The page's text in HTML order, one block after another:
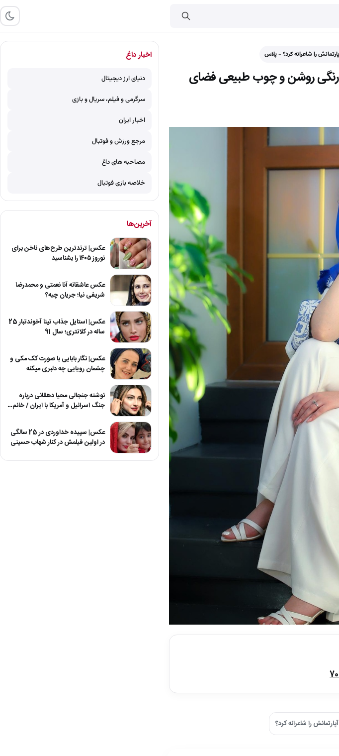
را شاعرانه کرد؟ - پلاس
رنگی روشن و چوب طبیعی فضای
را شاعرانه کرد؟
اخبار داغ
دنیای ارز دیجیتال
سرگرمی و فیلم، سریال و بازی
اخبار ایران
مرجع ورزش و فوتبال
مصاحبه های داغ
خلاصه بازی فوتبال
آخرین‌ها
عکس| ترندترین طرح‌های ناخن برای
نوروز ۱۴۰۵ را بشناسید
عکس عاشقانه آنا نعمتی و محمدرضا
شریفی نیا؛ جریان چیه؟
عکس| استایل جذاب تینا آخوندتبار 25
ساله در کلانتری؛ سال 91
عکس| نگار بابایی با صورت کک مکی و
چشمان رویایی چه دلبری میکنه
نوشته جنجالی محیا دهقانی درباره
جنگ اسرائیل و آمریکا با ایران / خانم…
عکس| سپیده خداوردی در 25 سالگی
در اولین فیلمش در کنار شهاب حسینی